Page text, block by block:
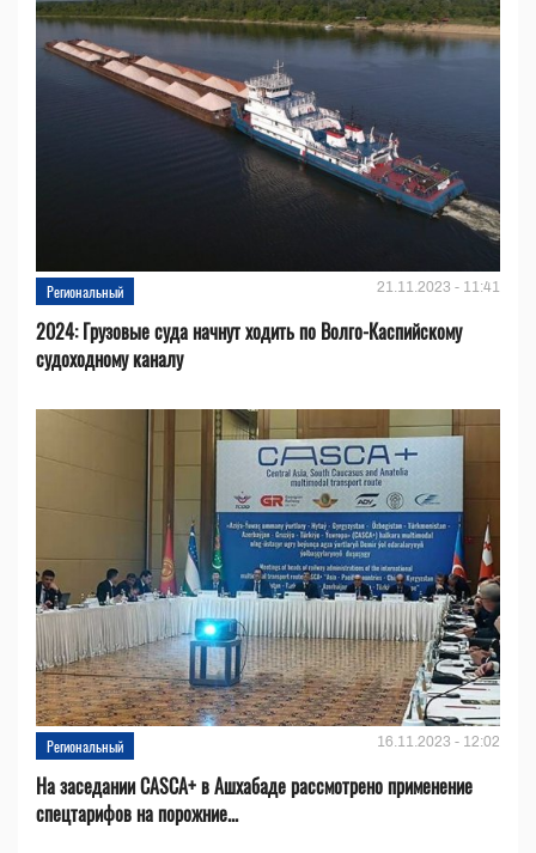
Региональный 21.11.2023 - 11:41
2024: Грузовые суда начнут ходить по Волго-Каспийскому
судоходному каналу
Региональный 16.11.2023 - 12:02
На заседании CASCA+ в Ашхабаде рассмотрено применение
спецтарифов на порожние...